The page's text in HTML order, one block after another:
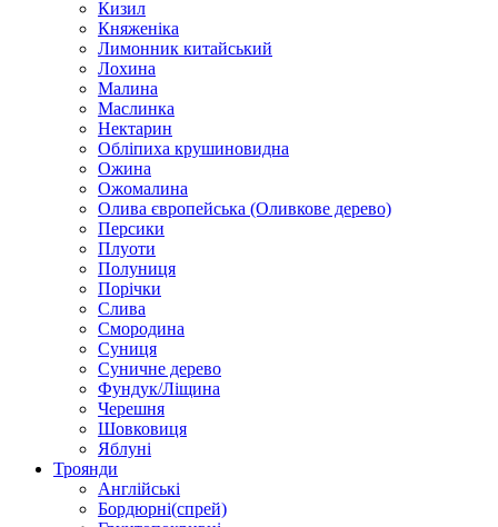
Кизил
Княженіка
Лимонник китайський
Лохина
Малина
Маслинка
Нектарин
Обліпиха крушиновидна
Ожина
Ожомалина
Олива європейська (Оливкове дерево)
Персики
Плуоти
Полуниця
Порічки
Слива
Смородина
Суниця
Суничне дерево
Фундук/Ліщина
Черешня
Шовковиця
Яблуні
Троянди
Англійські
Бордюрні(спрей)